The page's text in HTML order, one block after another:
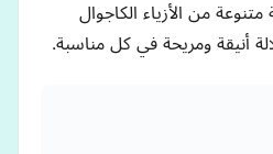
من الأزياء الكاجوال
أنيقة ومريحة في كل مناسبة.